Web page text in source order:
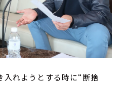
入れようとする時に“断捨